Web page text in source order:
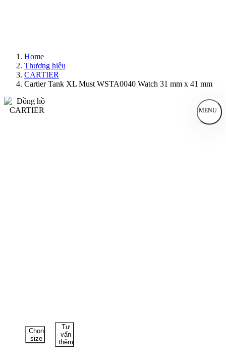
Home
Thương hiệu
CARTIER
Cartier Tank XL Must WSTA0040 Watch 31 mm x 41 mm
MENU
Chọn
size
Tư
vấn
thêm